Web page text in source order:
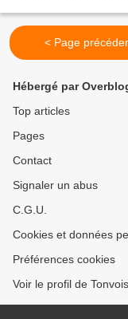
< Page
Hébergé par
Top articles
Pages
Contact
Signaler un abus
C.G.U.
Cookies et données
Préférences cookies
Voir le profil de